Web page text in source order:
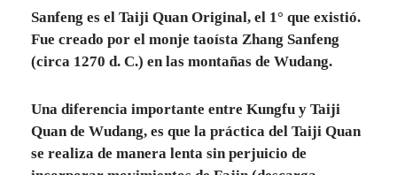
Sanfeng es el Taiji Quan Original, el 1° que existió.
Fue creado por el monje taoísta Zhang Sanfeng
(circa 1270 d. C.) en las montañas de Wudang.
Una diferencia importante entre Kungfu y Taiji
Quan de Wudang, es que la práctica del Taiji Quan
se realiza de manera lenta sin perjuicio de